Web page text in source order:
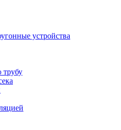
устройства
трубу